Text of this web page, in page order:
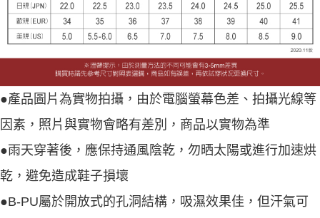
●產品圖片為實物拍攝，由於電腦螢幕色差、拍攝光線等
因素，照片與實物會略有差別，商品以實物為準
●雨天穿著後，應保持通風陰乾，勿晒太陽或進行加速烘
乾，避免造成鞋子損壞
●B-PU屬於開放式的孔洞結構，吸濕效果佳，但汗氣可